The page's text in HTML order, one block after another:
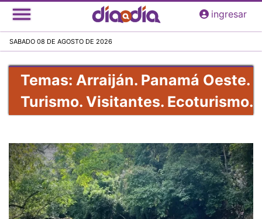
Pasar
al
principal
ingresar
SABADO 08 DE AGOSTO DE 2026
Temas: Arraiján. Panamá Oeste.
Turismo. Visitantes. Ecoturismo.